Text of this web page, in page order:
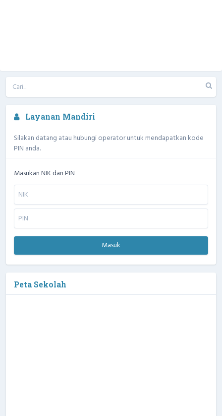
Layanan Mandiri
Silakan datang atau hubungi operator untuk mendapatkan kode
PIN anda.
Masukan NIK dan PIN
Masuk
Peta Sekolah